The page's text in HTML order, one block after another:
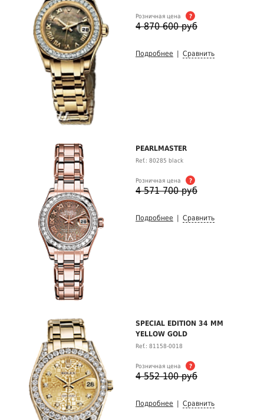
Розничная цена ?
4 870 600 руб
Подробнее Сравнить
PEARLMASTER
Ref.: 80285 black
Розничная цена ?
4 571 700 руб
Подробнее Сравнить
SPECIAL EDITION 34 MM
YELLOW GOLD
Ref.: 81158-0018
Розничная цена ?
4 552 100 руб
Подробнее Сравнить